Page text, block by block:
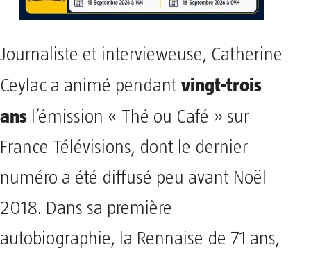
Journaliste et intervieweuse, Catherine
Ceylac a animé pendant vingt-trois
ans l’émission « Thé ou Café » sur
France Télévisions, dont le dernier
numéro a été diffusé peu avant Noël
2018. Dans sa première
autobiographie, la Rennaise de 71 ans,